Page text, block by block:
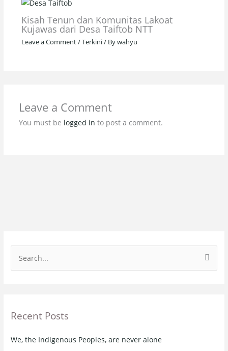
Kisah Tenun dan Komunitas Lakoat
Kujawas dari Desa Taiftob NTT
Leave a Comment/Terkini/ Bywahyu
Leave a Comment
You must be logged in to post a comment.
e
c
f
Recent Posts
We, the Indigenous Peoples, are never alone